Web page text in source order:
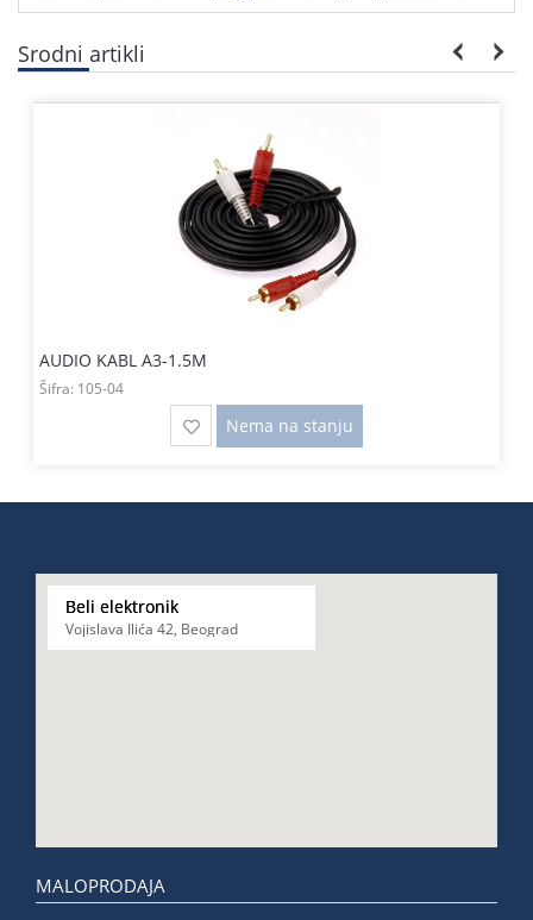
Srodni artikli
AUDIO KABL A3-1.5M
Šifra: 105-04
Nema na stanju
Beli elektronik
Vojislava Ilića 42, Beograd
MALOPRODAJA